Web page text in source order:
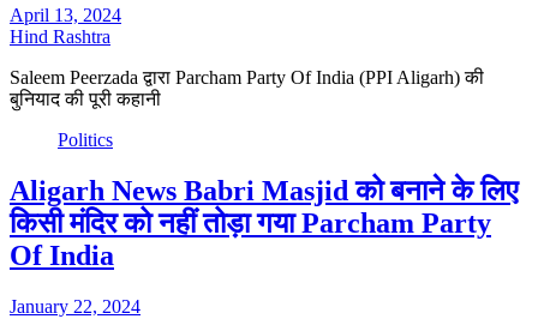
April 13, 2024
Hind Rashtra
Saleem Peerzada द्वारा Parcham Party Of India (PPI Aligarh) की
बुनियाद की पूरी कहानी
Politics
Aligarh News Babri Masjid को बनाने के लिए
किसी मंदिर को नहीं तोड़ा गया Parcham Party
Of India
January 22, 2024